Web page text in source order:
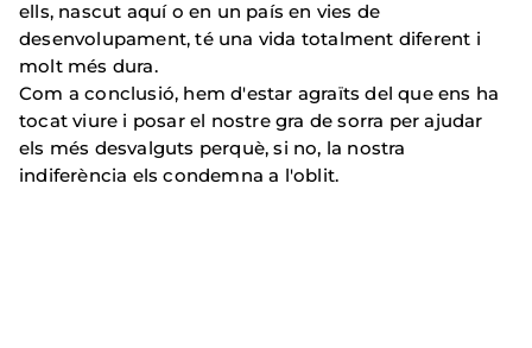
ells, nascut aquí o en un país en vies de
desenvolupament, té una vida totalment diferent i
molt més dura.
Com a conclusió, hem d'estar agraïts del que ens ha
tocat viure i posar el nostre gra de sorra per ajudar
els més desvalguts perquè, si no, la nostra
indiferència els condemna a l'oblit.